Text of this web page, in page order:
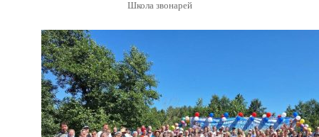
Школа звонарей